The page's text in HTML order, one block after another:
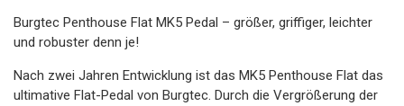
Burgtec Penthouse Flat MK5 Pedal – größer, griffiger, leichter
und robuster denn je!
Nach zwei Jahren Entwicklung ist das MK5 Penthouse Flat das
ultimative Flat-Pedal von Burgtec. Durch die Vergrößerung der